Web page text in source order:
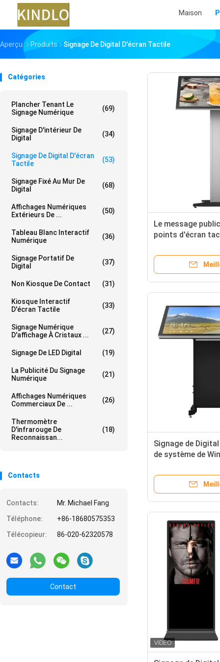
Maison
Aperçu Produits Signage De Digital D'écran Tactile
Catégories
Plancher Tenant Le
Signage Numérique
(69)
Signage D'intérieur De
Digital
(34)
Signage De Digital D'écran
Tactile
(53)
Signage Fixé Au Mur De
Digital
(68)
Affichages Numériques
Extérieurs De ...
(50)
Tableau Blanc Interactif
Numérique
(36)
Signage Portatif De
Digital
(37)
Non Kiosque De Contact (31)
Kiosque Interactif
D'écran Tactile
(33)
Signage Numérique
D'affichage À Cristaux ...
(27)
Signage De LED Digital (19)
La Publicité Du Signage
Numérique
(21)
Affichages Numériques
Commerciaux De ...
(26)
Thermomètre
D'infrarouge De
Reconnaissan...
(18)
Contacts
Contacts:
Mr. Michael Fang
Téléphone:
+86-18680575353
Télécopieur:
86-020-62320578
Contact
Le message
points d'écran
Signage de
de système de